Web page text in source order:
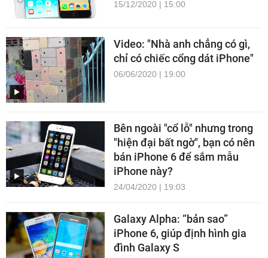
15/12/2020 | 15:00
Video: "Nhà anh chẳng có gì,
chỉ có chiếc cổng dát iPhone"
06/06/2020 | 19:00
Bên ngoài "cổ lỗ" nhưng trong
"hiện đại bất ngờ", bạn có nên
bán iPhone 6 để sắm mẫu
iPhone này?
24/04/2020 | 19:03
Galaxy Alpha: “bản sao”
iPhone 6, giúp định hình gia
đình Galaxy S